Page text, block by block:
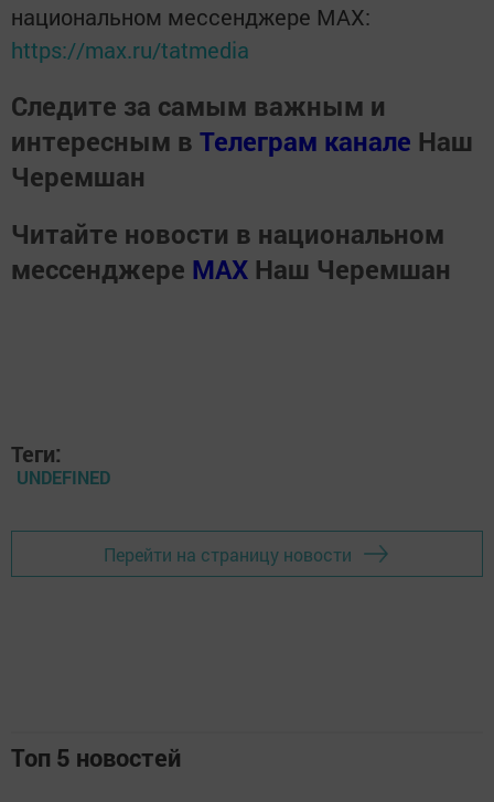
национальном мессенджере MАХ:
https://max.ru/tatmedia
Следите за самым важным и
интересным в Телеграм канале Наш
Черемшан
Читайте новости в национальном
мессенджере MАХ Наш Черемшан
Теги:
UNDEFINED
Перейти на страницу новости
Топ 5 новостей